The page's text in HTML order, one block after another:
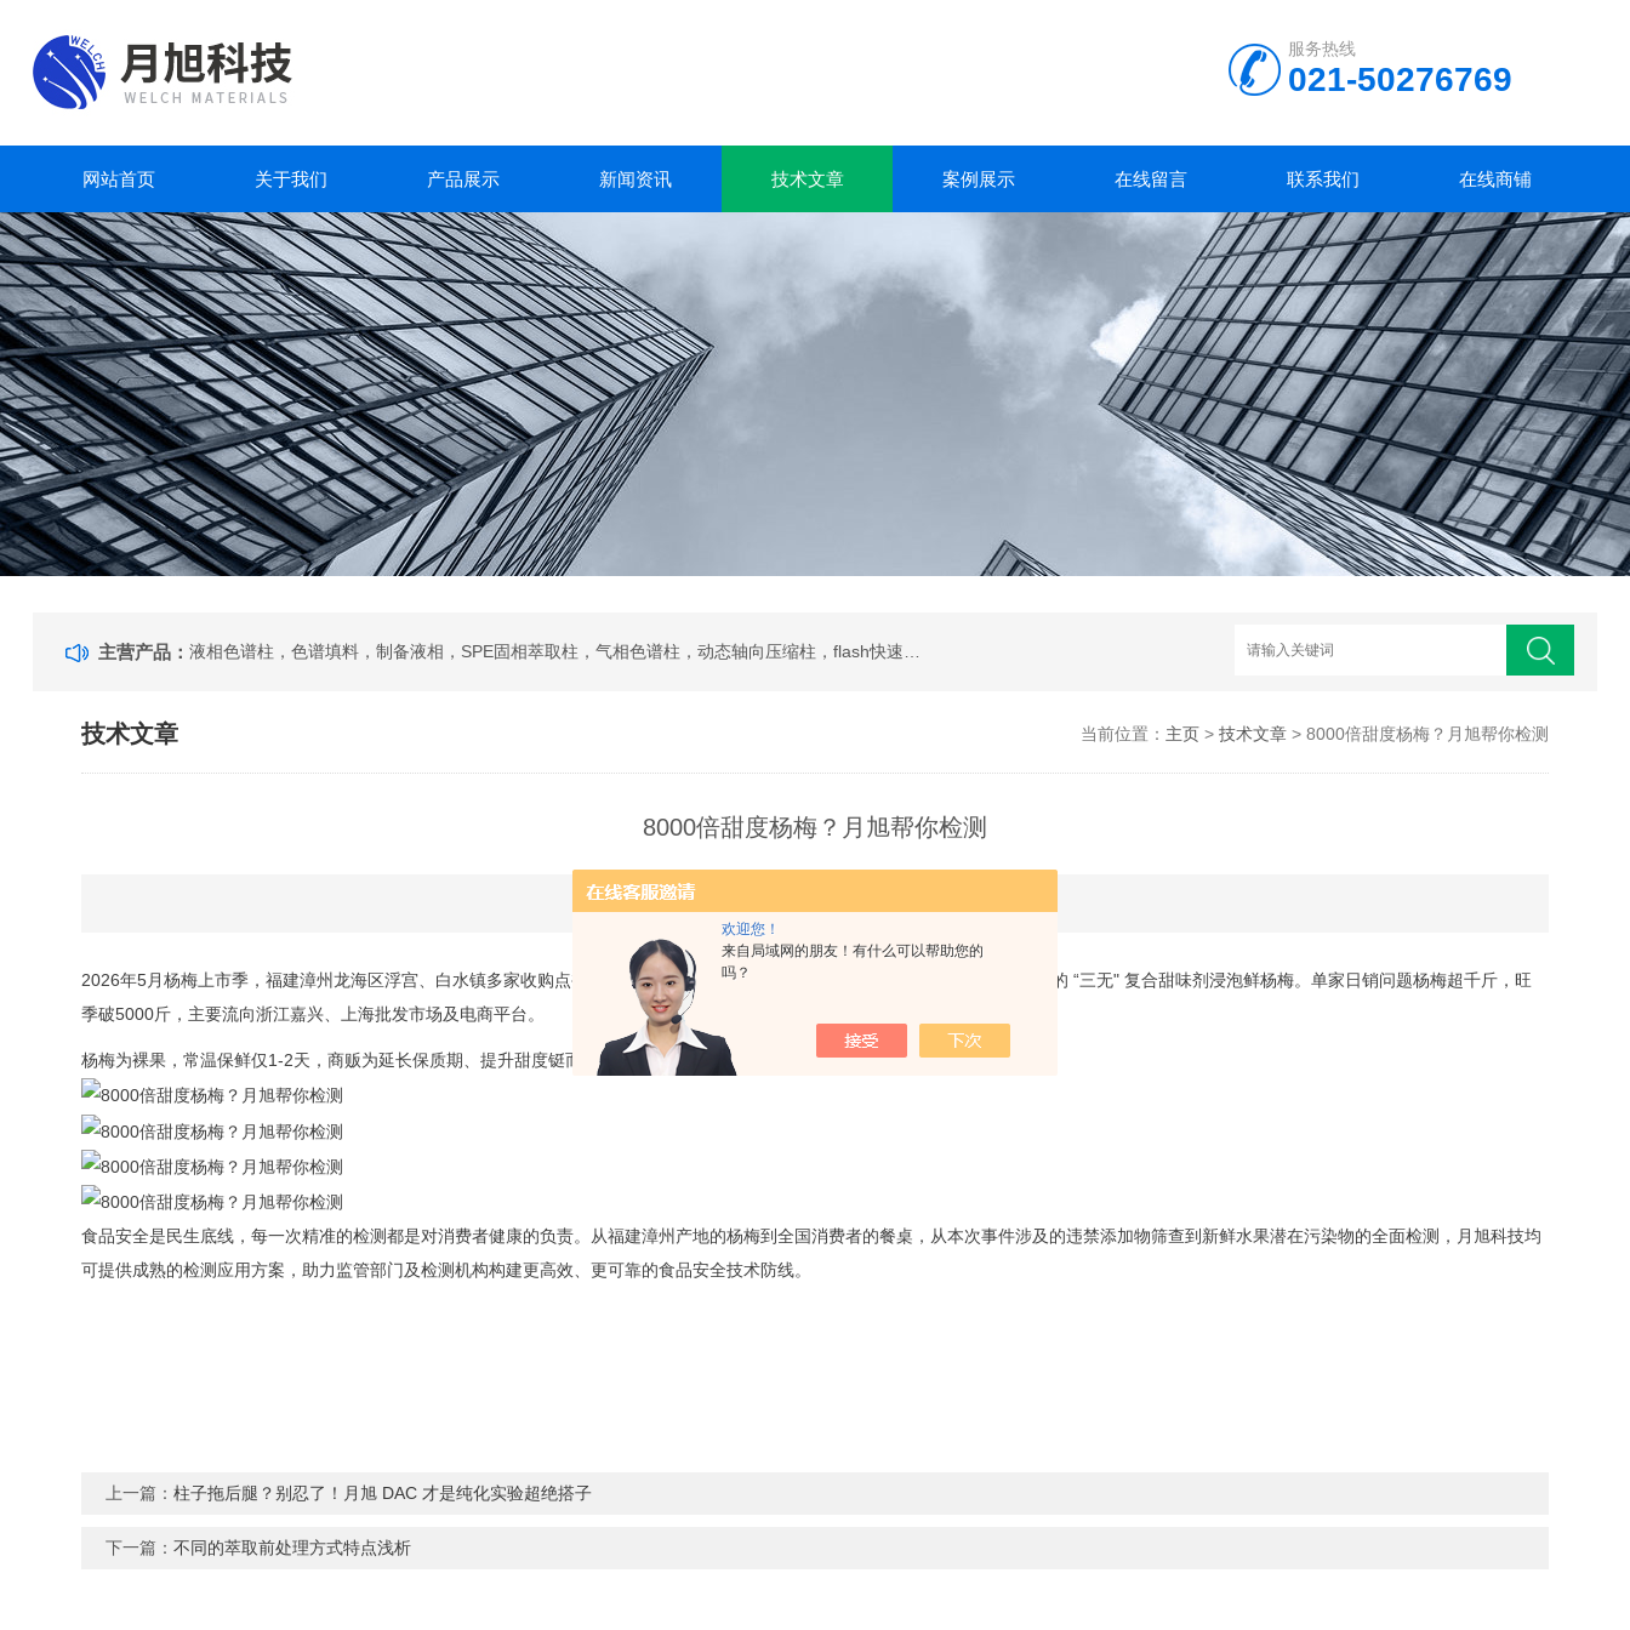
欢迎您！
来自局域网的朋友！有什么可以帮助您的
吗？
服务热线
021-50276769
网站首页 关于我们 产品展示 新闻资讯 技术文章 案例展示 在线留言 联系我们 在线商铺
主营产品：
技术文章 当前位置： 主页> 技术文章> 8000倍甜度杨梅？月旭帮你检测
8000倍甜度杨梅？月旭帮你检测
更新时间：2026-06-01 点击次数：3033
2026年5月杨梅上市季，福建漳州龙海区浮宫、白水镇多家收购点被曝违规：用违禁防腐剂脱氢乙酸钠，及标注甜度为蔗糖8000倍的 “三无" 复合甜味剂浸泡鲜杨梅。单家日销问题杨梅超千斤，旺
季破5000斤，主要流向浙江嘉兴、上海批发市场及电商平台。
杨梅为裸果，常温保鲜仅1-2天，商贩为延长保质期、提升甜度铤而走险。按GB 2760-2024标准，上述添加剂严禁用于新鲜水果。
食品安全是民生底线，每一次精准的检测都是对消费者健康的负责。从福建漳州产地的杨梅到全国消费者的餐桌，从本次事件涉及的违禁添加物筛查到新鲜水果潜在污染物的全面检测，月旭科技均
可提供成熟的检测应用方案，助力监管部门及检测机构构建更高效、更可靠的食品安全技术防线。
上一篇：柱子拖后腿？别忍了！月旭 DAC 才是纯化实验超绝搭子
下一篇：不同的萃取前处理方式特点浅析